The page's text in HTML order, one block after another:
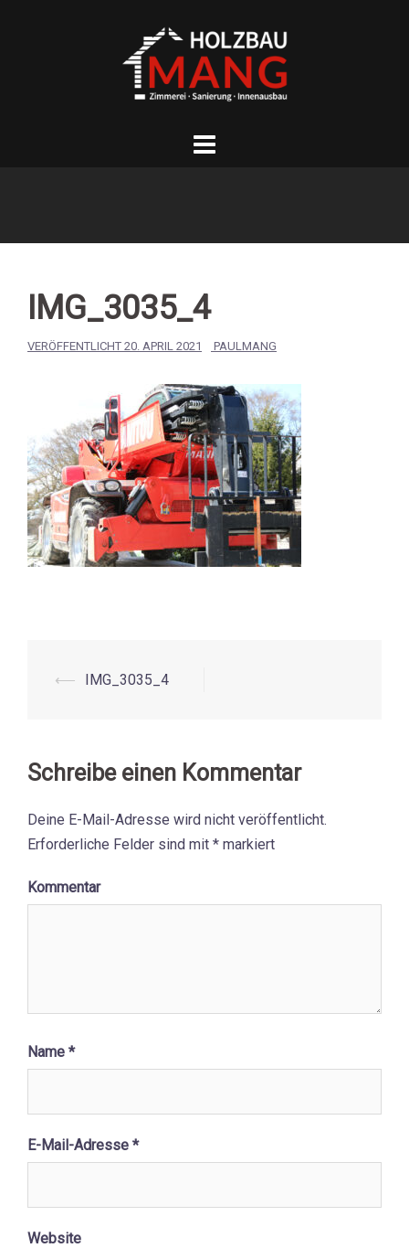
IMG_3035_4
VERÖFFENTLICHT 20. APRIL 2021 PAULMANG
Beitrags-
⟵ IMG_3035_4
Schreibe einen Kommentar
Deine E-Mail-Adresse wird nicht veröffentlicht.
Erforderliche Felder sind mit * markiert
Kommentar
Name *
E-Mail-Adresse *
Website